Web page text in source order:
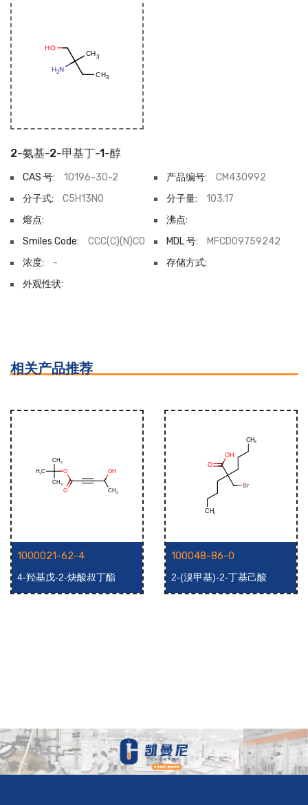
2-氨基-2-甲基丁-1-醇
CAS 号: 10196-30-2 产品编号:
CM430992
分子式:
C5H13NO 分子量:
103.17
熔点:
沸点:
Smiles Code:
CCC(C)(N)CO MDL 号:
MFCD09759242
浓度:
-
存储方式:
外观性状:
相关产品推荐
1000021-62-4
4-羟基戊-2-炔酸叔丁酯
100048-86-0
2-(溴甲基)-2-丁基己酸